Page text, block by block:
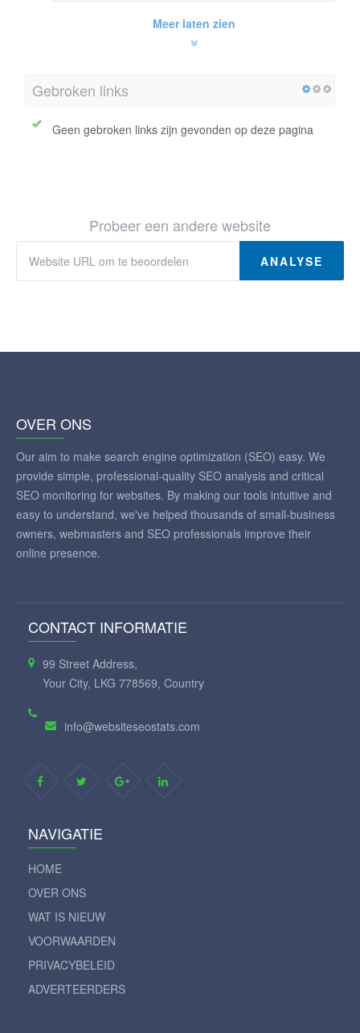
Meer laten zien
Gebroken links
Geen gebroken links zijn gevonden op deze pagina
Probeer een andere website
ANALYSE
OVER ONS
Our aim to make search engine optimization (SEO) easy. We
provide simple, professional-quality SEO analysis and critical
SEO monitoring for websites. By making our tools intuitive and
easy to understand, we've helped thousands of small-business
owners, webmasters and SEO professionals improve their
online presence.
CONTACT INFORMATIE
99 Street Address,
Your City, LKG 778569, Country
info@websiteseostats.com
NAVIGATIE
HOME
OVER ONS
WAT IS NIEUW
VOORWAARDEN
PRIVACYBELEID
ADVERTEERDERS